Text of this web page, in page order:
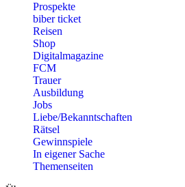
Prospekte
biber ticket
Reisen
Shop
Digitalmagazine
FCM
Trauer
Ausbildung
Jobs
Liebe/Bekanntschaften
Rätsel
Gewinnspiele
In eigener Sache
Themenseiten